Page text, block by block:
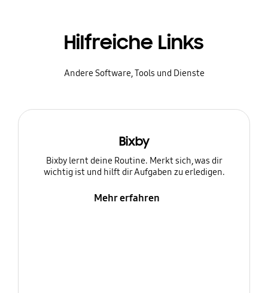
Hilfreiche Links
Andere Software, Tools und Dienste
Bixby
Bixby lernt deine Routine. Merkt sich, was dir
wichtig ist und hilft dir Aufgaben zu erledigen.
Mehr erfahren